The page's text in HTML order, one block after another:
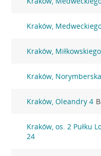
Kraków,
Kraków,
Kraków,
Kraków, Oleandry 4
Kraków, os. 2 Pułku
24